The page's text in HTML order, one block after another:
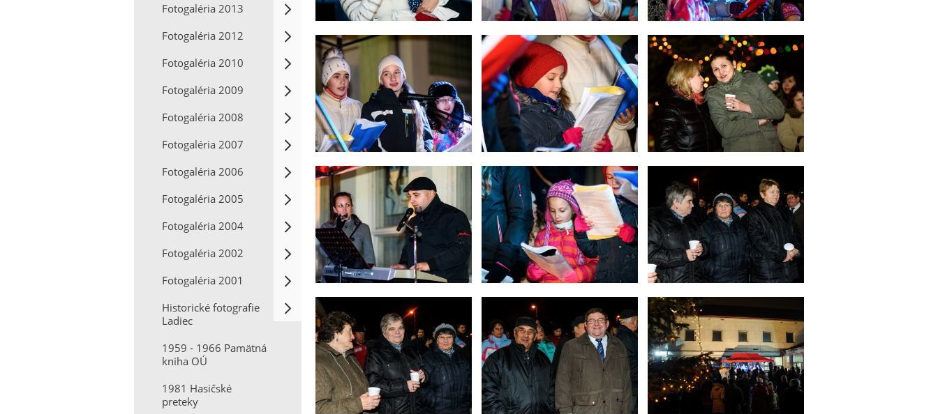
Fotogaléria 2013
Fotogaléria 2012
Fotogaléria 2010
Fotogaléria 2009
Fotogaléria 2008
Fotogaléria 2007
Fotogaléria 2006
Fotogaléria 2005
Fotogaléria 2004
Fotogaléria 2002
Fotogaléria 2001
Historické fotografie
Ladiec
1959 - 1966 Pamätná
kniha OÚ
1981 Hasičské
preteky